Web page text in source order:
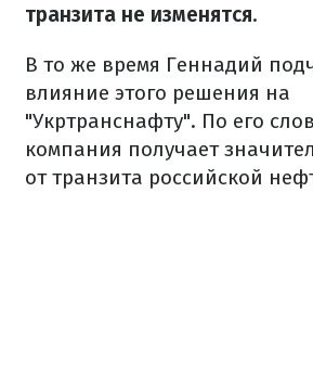
транзита не изменятся.
В то же время Геннадий
влияние этого решения на
"Укртранснафту". По его
компания получает
от транзита российской